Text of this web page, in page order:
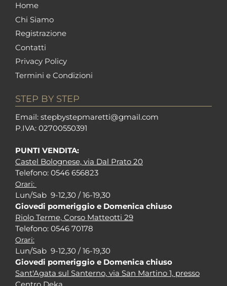
Home
Chi Siamo
Registrazione
Contatti
Privacy Policy
Termini e Condizioni
STEP BY STEP
Email: stepbystepmaretti@gmail.com
P.IVA: 02700550391
PUNTI VENDITA:
Castel Bolognese, via Dal Prato 20
Telefono: 0546 656823
Orari:
Lun/Sab 9-12,30 / 16-19,30
Giovedi pomeriggio e Domenica chiuso
Riolo Terme, Corso Matteotti 29
Telefono: 0546 70178
Orari:
Lun/Sab 9-12,30 / 16-19,30
Giovedi pomeriggio e Domenica chiuso
Sant'Agata sul Santerno, via San Martino 1, presso